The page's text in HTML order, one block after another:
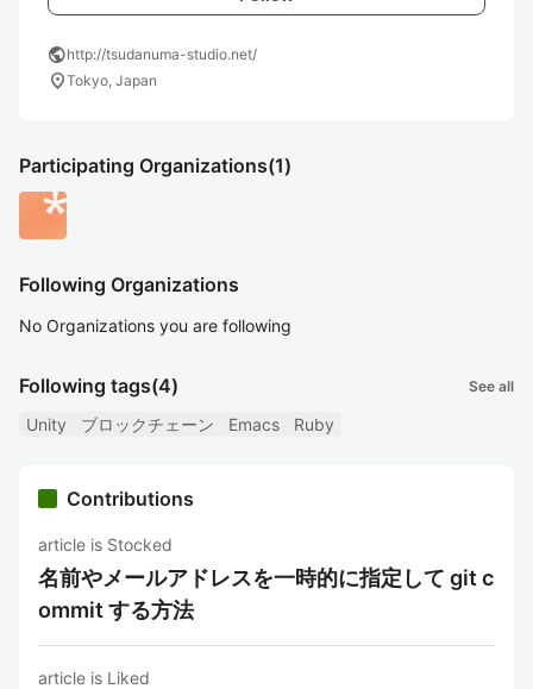
publichttp://tsudanuma-studio.net/
location_onTokyo, Japan
Participating Organizations(1)
Following Organizations
No Organizations you are following
Following tags(4) See all
Unity ブロックチェーン Emacs Ruby
Contributions
article is Stocked
名前やメールアドレスを一時的に指定して git c
ommit する方法
article is Liked